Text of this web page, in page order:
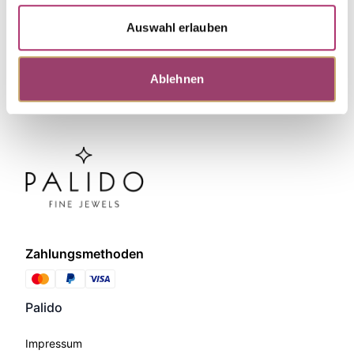
Auswahl erlauben
Ablehnen
Zahlungsmethoden
Palido
Impressum